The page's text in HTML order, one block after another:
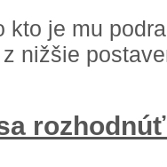
je mu
nižšie